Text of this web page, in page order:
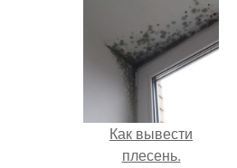
Как вывести
плесень.